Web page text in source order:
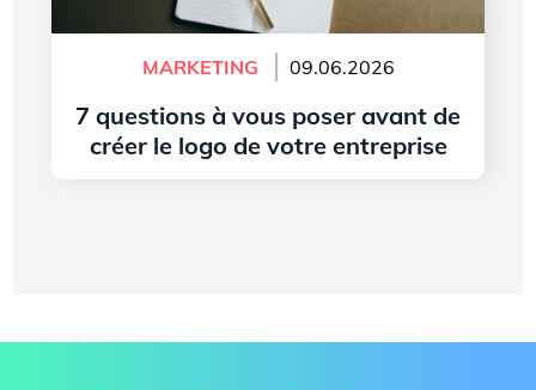
MARKETING 09.06.2026
7 questions à vous poser avant de
créer le logo de votre entreprise